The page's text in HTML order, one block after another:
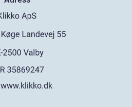
www.klikko.dk